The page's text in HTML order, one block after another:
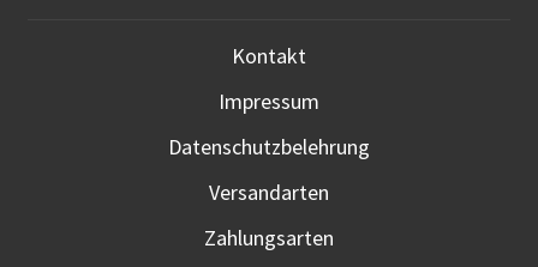
Kontakt
Impressum
Datenschutzbelehrung
Versandarten
Zahlungsarten